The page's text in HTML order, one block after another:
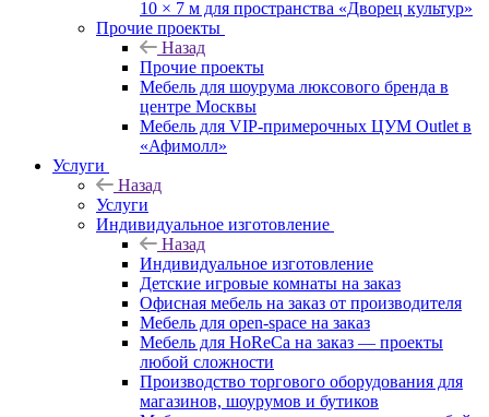
10 × 7 м для пространства «Дворец культур»
Прочие проекты
Назад
Прочие проекты
Мебель для шоурума люксового бренда в
центре Москвы
Мебель для VIP-примерочных ЦУМ Outlet в
«Афимолл»
Услуги
Назад
Услуги
Индивидуальное изготовление
Назад
Индивидуальное изготовление
Детские игровые комнаты на заказ
Офисная мебель на заказ от производителя
Мебель для open-space на заказ
Мебель для HoReCa на заказ — проекты
любой сложности
Производство торгового оборудования для
магазинов, шоурумов и бутиков